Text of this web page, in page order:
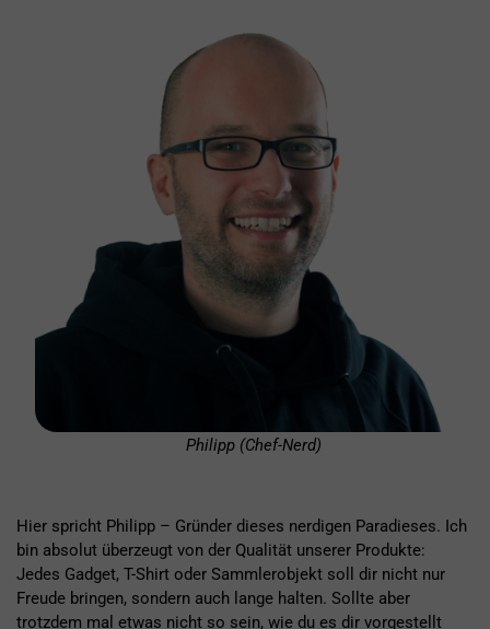
Philipp (Chef-Nerd)
Hier spricht Philipp – Gründer dieses nerdigen Paradieses. Ich
bin absolut überzeugt von der Qualität unserer Produkte:
Jedes Gadget, T-Shirt oder Sammlerobjekt soll dir nicht nur
Freude bringen, sondern auch lange halten. Sollte aber
trotzdem mal etwas nicht so sein, wie du es dir vorgestellt